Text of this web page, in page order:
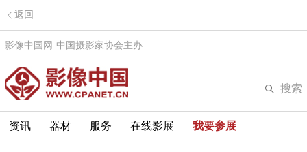
返回
影像中国网-中国摄影家协会主办
搜索
资讯 器材 服务 在线影展 我要参展